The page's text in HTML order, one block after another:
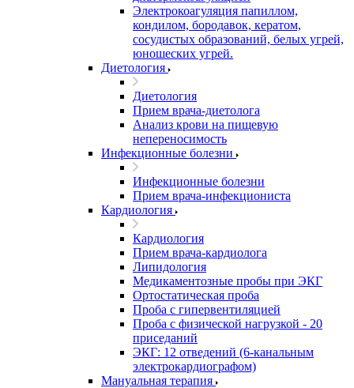
Электрокоагуляция папиллом,
кондилом, бородавок, кератом,
сосудистых образований, белых угрей,
юношеских угрей.
Диетология
Диетология
Прием врача-диетолога
Анализ крови на пищевую
непереносимость
Инфекционные болезни
Инфекционные болезни
Прием врача-инфекциониста
Кардиология
Кардиология
Прием врача-кардиолога
Липидология
Медикаментозные пробы при ЭКГ
Ортостатическая проба
Проба с гипервентиляцией
Проба с физической нагрузкой - 20
приседаний
ЭКГ: 12 отведений (6-канальным
электрокардиографом)
Мануальная терапия